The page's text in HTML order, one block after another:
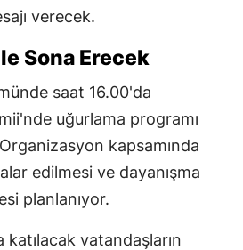
verecek.
Sona Erecek
saat 16.00'da
uğurlama programı
kapsamında
edilmesi ve dayanışma
planlanıyor.
vatandaşların